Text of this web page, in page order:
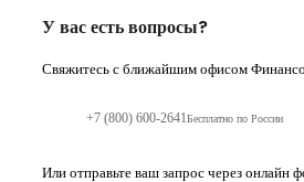
У вас есть вопросы?
Свяжитесь с ближайшим офисом
+7 (800) 600-2641Бесплатно по России
Или отправьте ваш запрос через онлайн